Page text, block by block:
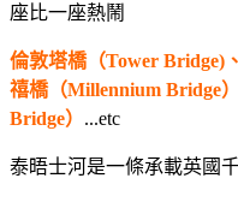
座比一座熱鬧
倫敦塔橋（Tower Bridge)
禧橋（Millennium Bridge
Bridge） ...etc
泰晤士河是一條承載英國